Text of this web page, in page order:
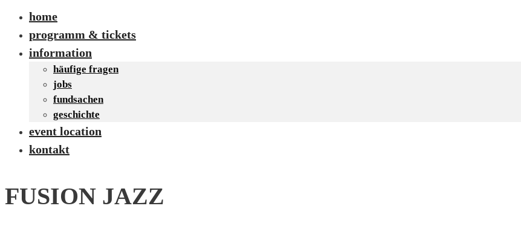
home
programm & tickets
information
häufige fragen
jobs
fundsachen
geschichte
event location
kontakt
FUSION JAZZ